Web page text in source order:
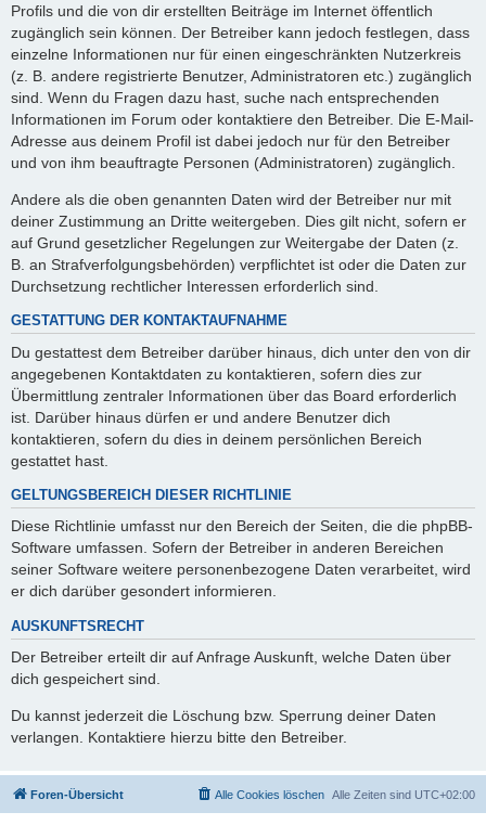
Profils und die von dir erstellten Beiträge im Internet öffentlich
zugänglich sein können. Der Betreiber kann jedoch festlegen, dass
einzelne Informationen nur für einen eingeschränkten Nutzerkreis
(z. B. andere registrierte Benutzer, Administratoren etc.) zugänglich
sind. Wenn du Fragen dazu hast, suche nach entsprechenden
Informationen im Forum oder kontaktiere den Betreiber. Die E-Mail-
Adresse aus deinem Profil ist dabei jedoch nur für den Betreiber
und von ihm beauftragte Personen (Administratoren) zugänglich.
Andere als die oben genannten Daten wird der Betreiber nur mit
deiner Zustimmung an Dritte weitergeben. Dies gilt nicht, sofern er
auf Grund gesetzlicher Regelungen zur Weitergabe der Daten (z.
B. an Strafverfolgungsbehörden) verpflichtet ist oder die Daten zur
Durchsetzung rechtlicher Interessen erforderlich sind.
GESTATTUNG DER KONTAKTAUFNAHME
Du gestattest dem Betreiber darüber hinaus, dich unter den von dir
angegebenen Kontaktdaten zu kontaktieren, sofern dies zur
Übermittlung zentraler Informationen über das Board erforderlich
ist. Darüber hinaus dürfen er und andere Benutzer dich
kontaktieren, sofern du dies in deinem persönlichen Bereich
gestattet hast.
GELTUNGSBEREICH DIESER RICHTLINIE
Diese Richtlinie umfasst nur den Bereich der Seiten, die die phpBB-
Software umfassen. Sofern der Betreiber in anderen Bereichen
seiner Software weitere personenbezogene Daten verarbeitet, wird
er dich darüber gesondert informieren.
AUSKUNFTSRECHT
Der Betreiber erteilt dir auf Anfrage Auskunft, welche Daten über
dich gespeichert sind.
Du kannst jederzeit die Löschung bzw. Sperrung deiner Daten
verlangen. Kontaktiere hierzu bitte den Betreiber.
Foren-Übersicht Alle Zeiten sind UTC+02:00
Alle Cookies löschen